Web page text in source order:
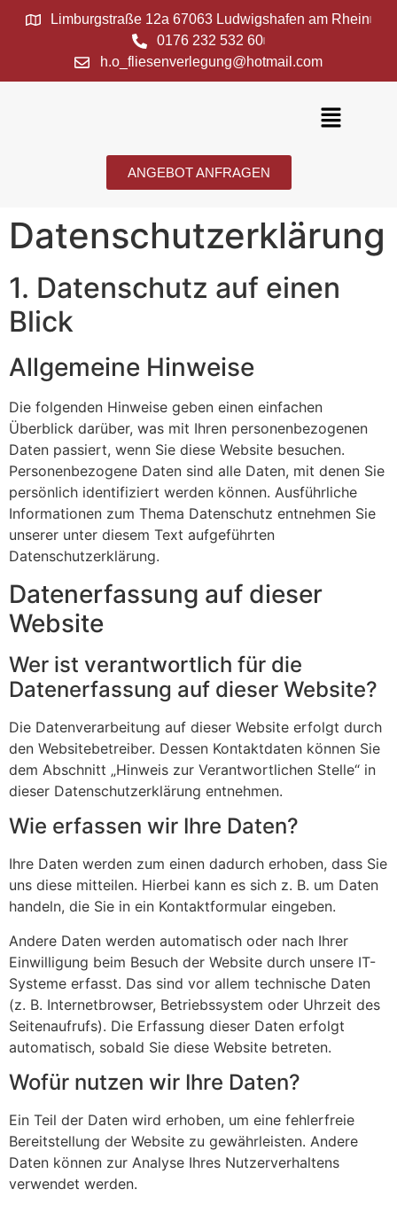
Limburgstraße 12a 67063 Ludwigshafen am Rhein
0176 232 532 60
h.o_fliesenverlegung@hotmail.com
ANGEBOT ANFRAGEN
Datenschutz­erklärung
1. Datenschutz auf einen
Blick
Allgemeine Hinweise
Die folgenden Hinweise geben einen einfachen
Überblick darüber, was mit Ihren personenbezogenen
Daten passiert, wenn Sie diese Website besuchen.
Personenbezogene Daten sind alle Daten, mit denen Sie
persönlich identifiziert werden können. Ausführliche
Informationen zum Thema Datenschutz entnehmen Sie
unserer unter diesem Text aufgeführten
Datenschutzerklärung.
Datenerfassung auf dieser
Website
Wer ist verantwortlich für die
Datenerfassung auf dieser Website?
Die Datenverarbeitung auf dieser Website erfolgt durch
den Websitebetreiber. Dessen Kontaktdaten können Sie
dem Abschnitt „Hinweis zur Verantwortlichen Stelle“ in
dieser Datenschutzerklärung entnehmen.
Wie erfassen wir Ihre Daten?
Ihre Daten werden zum einen dadurch erhoben, dass Sie
uns diese mitteilen. Hierbei kann es sich z. B. um Daten
handeln, die Sie in ein Kontaktformular eingeben.
Andere Daten werden automatisch oder nach Ihrer
Einwilligung beim Besuch der Website durch unsere IT-
Systeme erfasst. Das sind vor allem technische Daten
(z. B. Internetbrowser, Betriebssystem oder Uhrzeit des
Seitenaufrufs). Die Erfassung dieser Daten erfolgt
automatisch, sobald Sie diese Website betreten.
Wofür nutzen wir Ihre Daten?
Ein Teil der Daten wird erhoben, um eine fehlerfreie
Bereitstellung der Website zu gewährleisten. Andere
Daten können zur Analyse Ihres Nutzerverhaltens
verwendet werden.